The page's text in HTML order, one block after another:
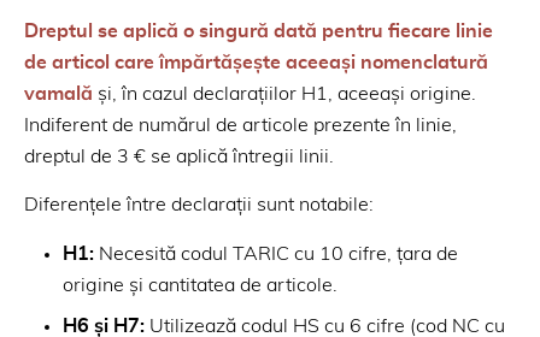
Dreptul se aplică o singură dată pentru fiecare linie
de articol care împărtășește aceeași nomenclatură
vamală și, în cazul declarațiilor H1, aceeași origine.
Indiferent de numărul de articole prezente în linie,
dreptul de 3 € se aplică întregii linii.
Diferențele între declarații sunt notabile:
H1: Necesită codul TARIC cu 10 cifre, țara de
origine și cantitatea de articole.
H6 și H7: Utilizează codul HS cu 6 cifre (cod NC cu